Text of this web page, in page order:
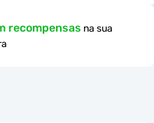
recompensas na sua